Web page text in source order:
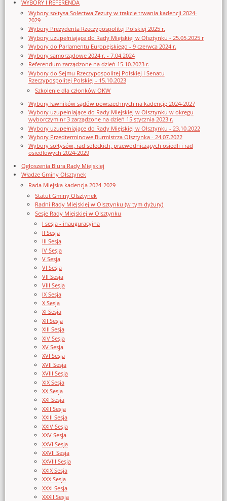
WYBORY I REFERENDA
Wybory sołtysa Sołectwa Zezuty w trakcie trwania kadencji 2024-
2029
Wybory Prezydenta Rzeczypospolitej Polskiej 2025 r.
Wybory uzupełniające do Rady Miejskiej w Olsztynku - 25.05.2025 r
Wybory do Parlamentu Europejskiego - 9 czerwca 2024 r.
Wybory samorządowe 2024 r. - 7.04.2024
Referendum zarządzone na dzień 15.10.2023 r.
Wybory do Sejmu Rzeczypospolitej Polskiej i Senatu
Rzeczypospolitej Polskiej - 15.10.2023
Szkolenie dla członków OKW
Wybory ławników sądów powszechnych na kadencję 2024-2027
Wybory uzupełniające do Rady Miejskiej w Olsztynku w okręgu
wyborczym nr 3 zarządzone na dzień 15 stycznia 2023 r.
Wybory uzupełniające do Rady Miejskiej w Olsztynku - 23.10.2022
Wybory Przedterminowe Burmistrza Olsztynka - 24.07.2022
Wybory sołtysów, rad sołeckich, przewodniczących osiedli i rad
osiedlowych 2024-2029
Ogłoszenia Biura Rady Miejskiej
Władze Gminy Olsztynek
Rada Miejska kadencja 2024-2029
Statut Gminy Olsztynek
Radni Rady Miejskiej w Olsztynku (w tym dyżury)
Sesje Rady Miejskiej w Olsztynku
I sesja - inauguracyjna
II Sesja
III Sesja
IV Sesja
V Sesja
VI Sesja
VII Sesja
VIII Sesja
IX Sesja
X Sesja
XI Sesja
XII Sesja
XIII Sesja
XIV Sesja
XV Sesja
XVI Sesja
XVII Sesja
XVIII Sesja
XIX Sesja
XX Sesja
XXI Sesja
XXII Sesja
XXIII Sesja
XXIV Sesja
XXV Sesja
XXVI Sesja
XXVII Sesja
XXVIII Sesja
XXIX Sesja
XXX Sesja
XXXI Sesja
XXXII Sesja